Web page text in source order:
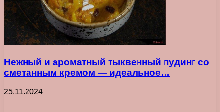
Нежный и ароматный тыквенный пудинг со
сметанным кремом — идеальное…
25.11.2024